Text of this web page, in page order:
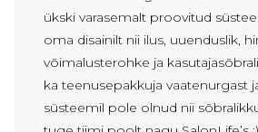
ükski varasemalt proovitud
oma disainilt nii ilus, uuenduslik,
võimalusterohke ja
ka teenusepakkuja vaatenurgast
süsteemil pole olnud nii